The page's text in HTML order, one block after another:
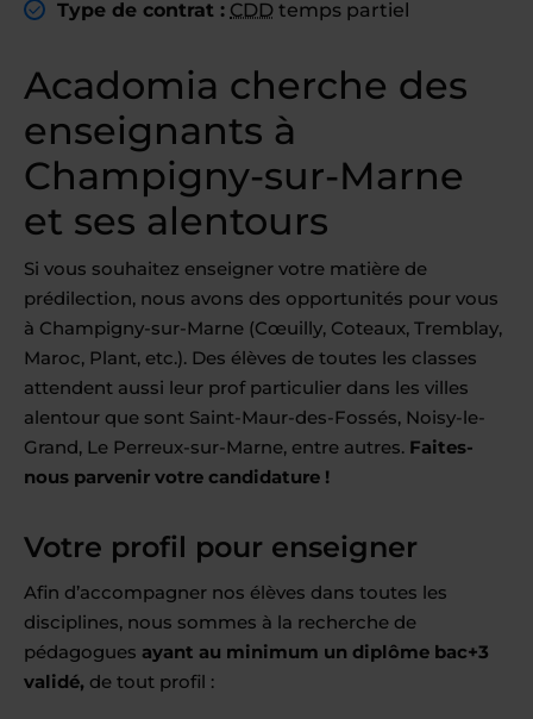
Type de contrat : CDD temps partiel
Acadomia cherche des
enseignants à
Champigny-sur-Marne
et ses alentours
Si vous souhaitez enseigner votre matière de
prédilection, nous avons des opportunités pour vous
à Champigny-sur-Marne (Cœuilly, Coteaux, Tremblay,
Maroc, Plant, etc.). Des élèves de toutes les classes
attendent aussi leur prof particulier dans les villes
alentour que sont Saint-Maur-des-Fossés, Noisy-le-
Grand, Le Perreux-sur-Marne, entre autres. Faites-
nous parvenir votre candidature !
Votre profil pour enseigner
Afin d’accompagner nos élèves dans toutes les
disciplines, nous sommes à la recherche de
pédagogues ayant au minimum un diplôme bac+3
validé, de tout profil :